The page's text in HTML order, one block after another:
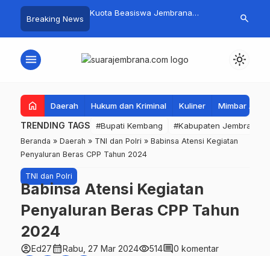
Breaking News
Kembang Beri
Warga Sri
Kuota Beasiswa Jembrana
Siapkan Upaya Penambahan di
Fantastis!
Jembrana
search
menu light_mode
home Daerah Hukum dan Kriminal Kuliner Mimbar
TRENDING TAGS #Bupati Kembang #Kabupaten Jembrana
Beranda » Daerah » TNI dan Polri » Babinsa Atensi Kegiatan
Penyaluran Beras CPP Tahun 2024
TNI dan Polri
Babinsa Atensi Kegiatan
Penyaluran Beras CPP Tahun
2024
account_circleEd27calendar_monthRabu, 27 Mar 2024visibility514comment0 komentar